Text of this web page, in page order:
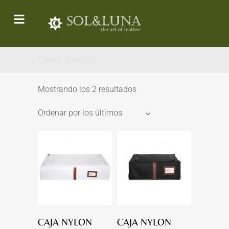
Mostrando los 2 resultados
Ordenar por los últimos
CAJA NYLON
CAJA NYLON